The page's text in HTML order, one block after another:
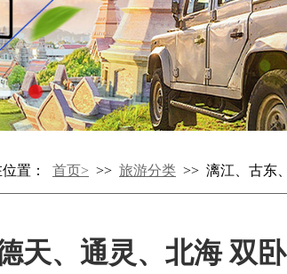
位置： 首页> >> 旅游分类 >> 漓江、古东
天、通灵、北海 双